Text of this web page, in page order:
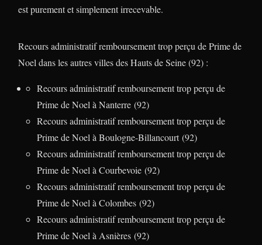
est purement et simplement irrecevable.
Recours administratif remboursement trop perçu de Prime de
Noel dans les autres villes des Hauts de Seine (92) :
Recours administratif remboursement trop perçu de
Prime de Noel à Nanterre (92)
Recours administratif remboursement trop perçu de
Prime de Noel à Boulogne-Billancourt (92)
Recours administratif remboursement trop perçu de
Prime de Noel à Courbevoie (92)
Recours administratif remboursement trop perçu de
Prime de Noel à Colombes (92)
Recours administratif remboursement trop perçu de
Prime de Noel à Asnières (92)